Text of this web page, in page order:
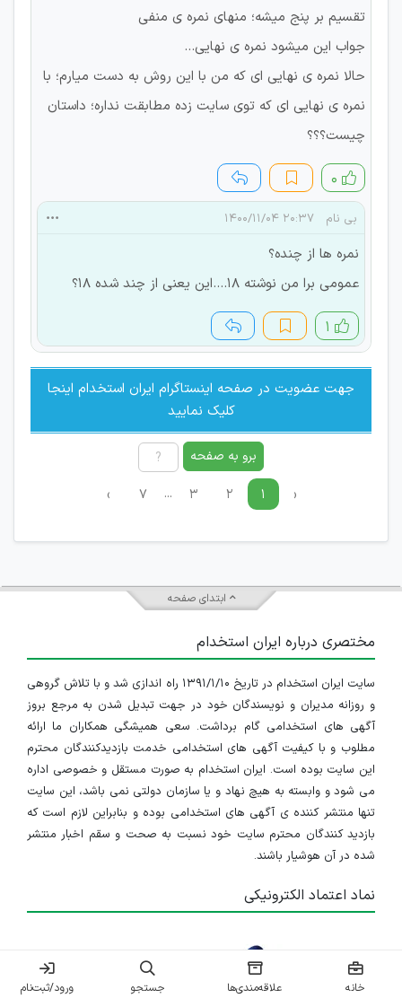
تقسیم بر پنج میشه؛ منهای نمره ی منفی
جواب این میشود نمره ی نهایی...
حالا نمره ی نهایی ای که من با این روش به دست میارم؛ با
نمره ی نهایی ای که توی سایت زده مطابقت نداره؛ داستان
چیست؟؟؟
۰
بی نام ۲۰:۳۷ ۱۴۰۰/۱۱/۰۴
نمره ها از چنده؟
عمومی برا من نوشته 18....این یعنی از چند شده 18؟
۱
جهت عضویت در صفحه اینستاگرام ایران استخدام اینجا
کلیک نمایید
برو به صفحه
‹ ۱ ۲ ۳ ... ۷ ›
ابتدای صفحه
مختصری درباره ایران استخدام
سایت ایران استخدام در تاریخ ۱۳۹۱/۱/۱۰ راه اندازی شد و با تلاش گروهی
و روزانه مدیران و نویسندگان خود در جهت تبدیل شدن به مرجع بروز
آگهی های استخدامی گام برداشت. سعی همیشگی همکاران ما ارائه
مطلوب و با کیفیت آگهی های استخدامی خدمت بازدیدکنندگان محترم
این سایت بوده است. ایران استخدام به صورت مستقل و خصوصی اداره
می شود و وابسته به هیچ نهاد و یا سازمان دولتی نمی باشد، این سایت
تنها منتشر کننده ی آگهی های استخدامی بوده و بنابراین لازم است که
بازدید کنندگان محترم سایت خود نسبت به صحت و سقم اخبار منتشر
شده در آن هوشیار باشند.
نماد اعتماد الکترونیکی
خانه علاقه‌مندی‌ها جستجو ورود/ثبت‌نام